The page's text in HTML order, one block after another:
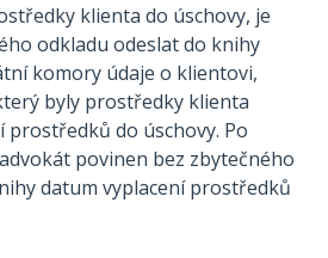
klienta do úschovy, je
odkladu odeslat do knihy
komory údaje o klientovi,
byly prostředky klienta
do úschovy. Po
povinen bez zbytečného
datum vyplacení prostředků